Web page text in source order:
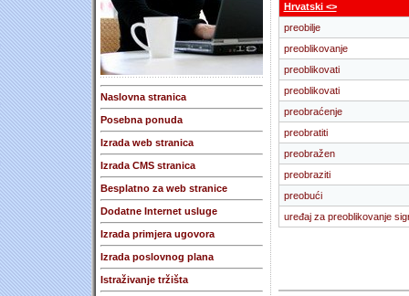
Naslovna stranica
Posebna ponuda
Izrada web stranica
Izrada CMS stranica
Besplatno za web stranice
Dodatne Internet usluge
Izrada primjera ugovora
Izrada poslovnog plana
Istraživanje tržišta
Hrvatski <>
preobilje
preoblikovanje
preoblikovati
preoblikovati
preobraćenje
preobratiti
preobražen
preobraziti
preobući
uređaj za preoblikovanje